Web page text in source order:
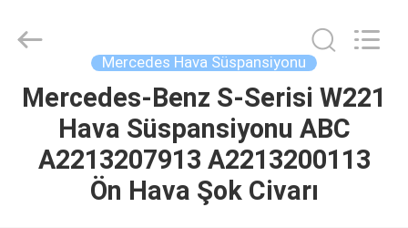
EV
ÜRÜN:%
Rights
Reserved.
Mercedes Hava Süspansiyonu
Mercedes-Benz S-Serisi W221
Hava Süspansiyonu ABC
A2213207913 A2213200113
Ön Hava Şok Civarı